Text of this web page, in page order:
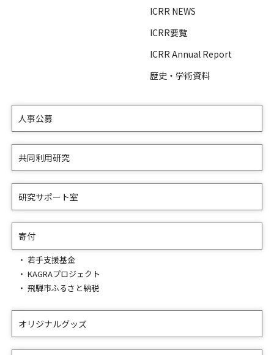
ICRR NEWS
ICRR要覧
ICRR Annual Report
歴史・学術資料
人事公募
共同利用研究
研究サポート室
寄付
若手支援基金
KAGRAプロジェクト
飛騨市ふるさと納税
オリジナルグッズ